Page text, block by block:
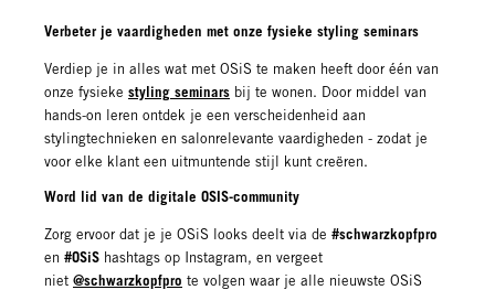
Verbeter je vaardigheden met onze fysieke styling seminars
Verdiep je in alles wat met OSiS te maken heeft door één van
onze fysieke styling seminars bij te wonen. Door middel van
hands-on leren ontdek je een verscheidenheid aan
stylingtechnieken en salonrelevante vaardigheden - zodat je
voor elke klant een uitmuntende stijl kunt creëren.
Word lid van de digitale OSIS-community
Zorg ervoor dat je je OSiS looks deelt via de #schwarzkopfpro
en #OSiS hashtags op Instagram, en vergeet
niet @schwarzkopfpro te volgen waar je alle nieuwste OSiS